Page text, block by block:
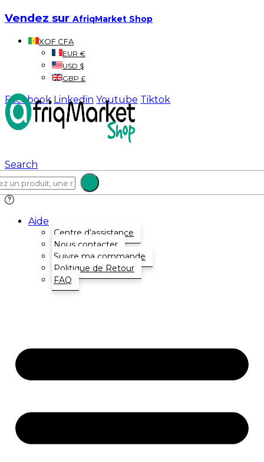
Vendez sur AfriqMarket Shop
XOF CFA
EUR €
USD $
GBP £
Facebook Linkedin Youtube Tiktok
Search
Aide
Centre d’assistance
Nous contacter
Suivre ma commande
Politique de Retour
FAQ